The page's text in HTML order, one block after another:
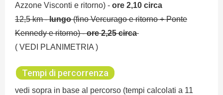
Azzone Visconti e ritorno) - ore 2,10 circa
12,5 km -lungo(fino Vercurago e ritorno + Ponte
Kennedy e ritorno) -ore 2,25 circa
( VEDI PLANIMETRIA )
Tempi di percorrenza
vedi sopra in base al percorso (tempi calcolati a 11